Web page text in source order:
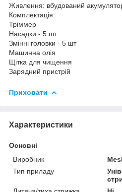
Живлення: вбудований
Комплектація:
Тріммер
Насадки - 5 шт
Змінні головки - 5 шт
Машинна олія
Щітка для чищення
Зарядний пристрій
Приховати
Характеристики
Основні
Виробник
Тип приладу